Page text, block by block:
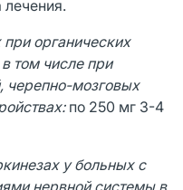
лечения.
органических
том числе при
черепно-мозговых
по 250 мг 3-4
у больных с
нервной системы в